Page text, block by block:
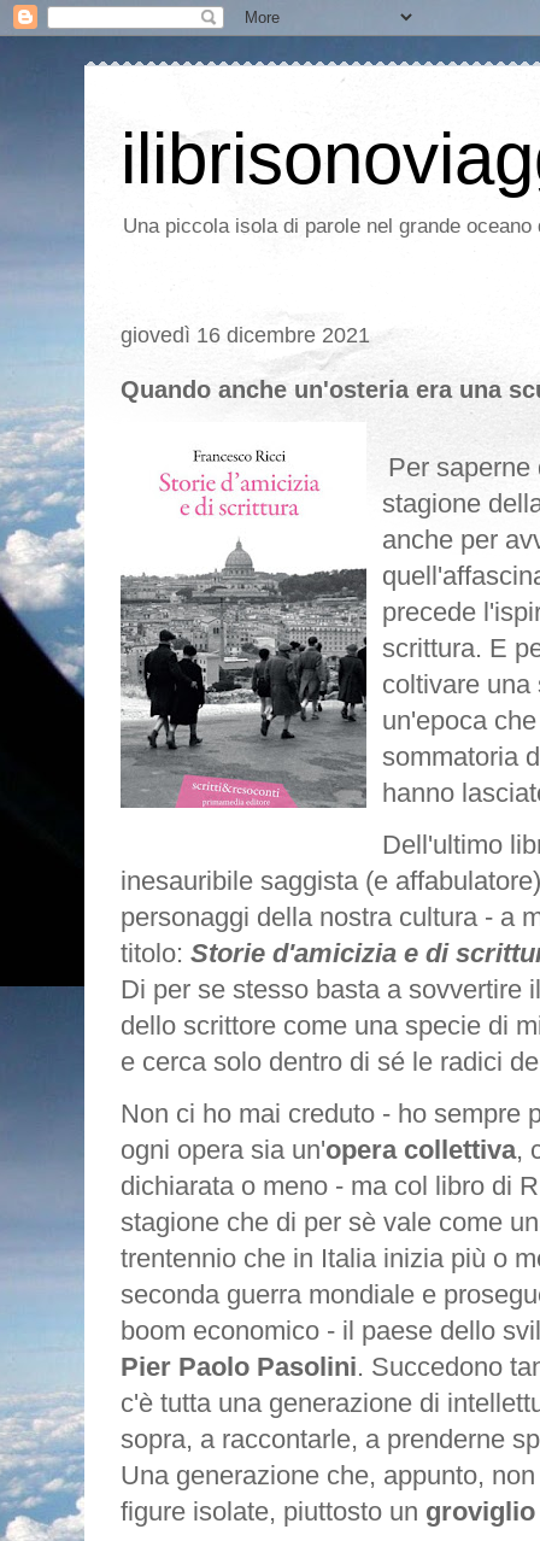
Una piccola isola di parole nel grande
giovedì 16 dicembre 2021
Quando anche un'osteria era una
Per saperne
stagione
anche per
precede
scrittura. E
coltivare
un'epoca
sommatoria
hanno
Dell'ultimo
inesauribile saggista (e
personaggi della nostra cultura - a
titolo: Storie d'amicizia e di
Di per se stesso basta a sovvertire
dello scrittore come una specie di
e cerca solo dentro di sé le radici
Non ci ho mai creduto - ho sempre
ogni opera sia un'opera collettiva,
dichiarata o meno - ma col libro di
stagione che di per sè vale come
trentennio che in Italia inizia più o
seconda guerra mondiale e
boom economico - il paese dello
Pier Paolo Pasolini. Succedono
c'è tutta una generazione di
sopra, a raccontarle, a prenderne
Una generazione che, appunto,
figure isolate, piuttosto un groviglio